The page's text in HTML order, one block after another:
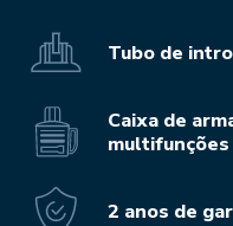
Tubo de
Caixa de
multifunções
2 anos de